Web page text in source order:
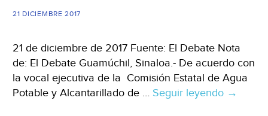
21 DICIEMBRE 2017
21 de diciembre de 2017 Fuente: El Debate Nota
de: El Debate Guamúchil, Sinaloa.- De acuerdo con
la vocal ejecutiva de la Comisión Estatal de Agua
Potable y Alcantarillado de … Seguir leyendo Sinaloa:
→